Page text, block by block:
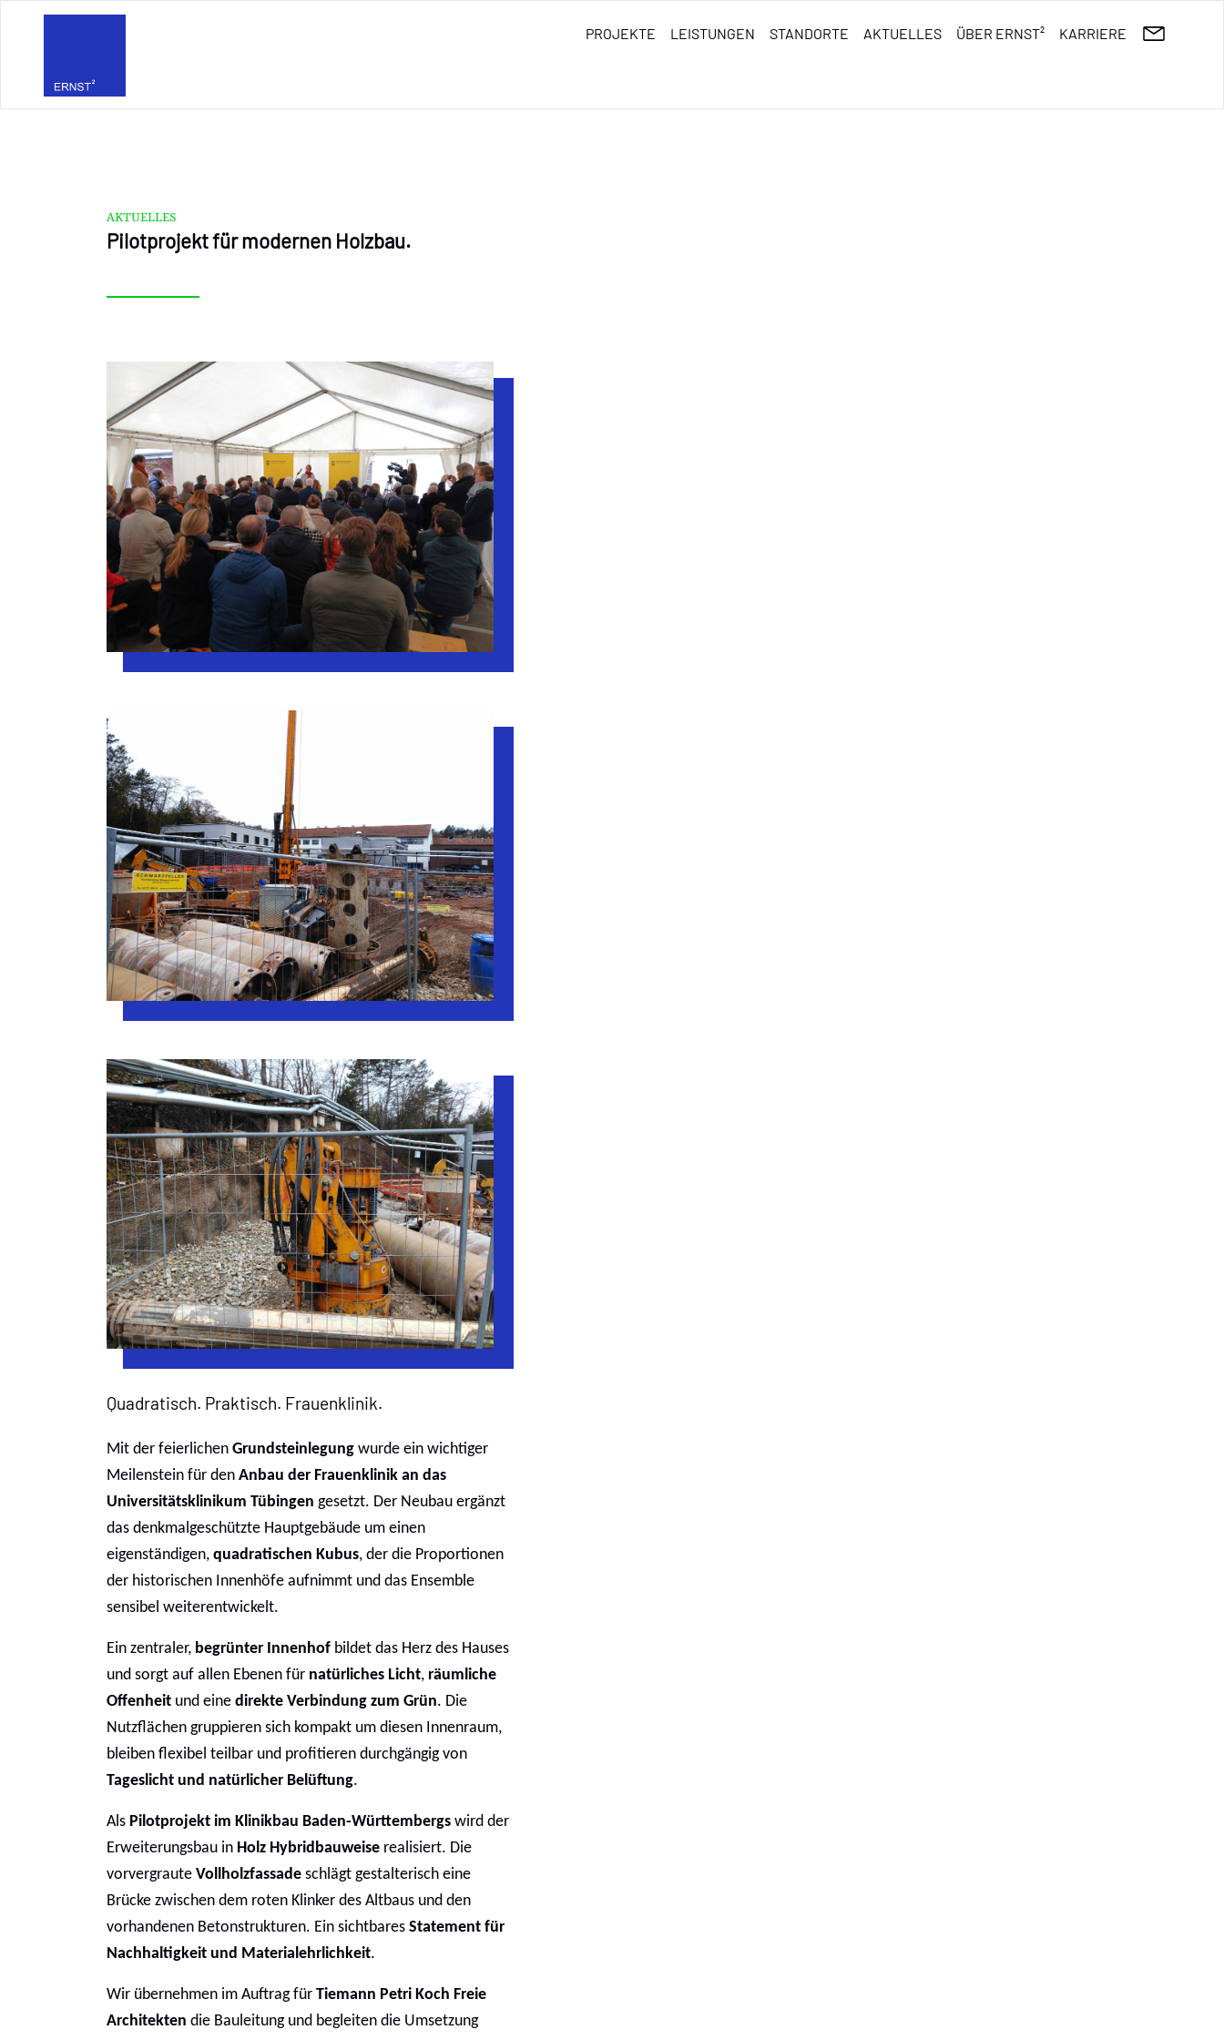
PROJEKTE LEISTUNGEN STANDORTE AKTUELLES ÜBER ERNST² KARRIERE
AKTUELLES
Pilotprojekt für modernen Holzbau.
Quadratisch. Praktisch. Frauenklinik.
Mit der feierlichen Grundsteinlegung wurde ein wichtiger
Meilenstein für den Anbau der Frauenklinik an das
Universitätsklinikum Tübingen gesetzt. Der Neubau ergänzt
das denkmalgeschützte Hauptgebäude um einen
eigenständigen, quadratischen Kubus, der die Proportionen
der historischen Innenhöfe aufnimmt und das Ensemble
sensibel weiterentwickelt.
Ein zentraler, begrünter Innenhof bildet das Herz des Hauses
und sorgt auf allen Ebenen für natürliches Licht, räumliche
Offenheit und eine direkte Verbindung zum Grün. Die
Nutzflächen gruppieren sich kompakt um diesen Innenraum,
bleiben flexibel teilbar und profitieren durchgängig von
Tageslicht und natürlicher Belüftung.
Als Pilotprojekt im Klinikbau Baden-Württembergs wird der
Erweiterungsbau in Holz Hybridbauweise realisiert. Die
vorvergraute Vollholzfassade schlägt gestalterisch eine
Brücke zwischen dem roten Klinker des Altbaus und den
vorhandenen Betonstrukturen. Ein sichtbares Statement für
Nachhaltigkeit und Materialehrlichkeit.
Wir übernehmen im Auftrag für Tiemann Petri Koch Freie
Architekten die Bauleitung und begleiten die Umsetzung